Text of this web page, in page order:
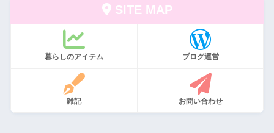
SITE MAP
暮らしのアイテム ブログ運営
雑記 お問い合わせ